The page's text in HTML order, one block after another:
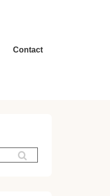
Contact